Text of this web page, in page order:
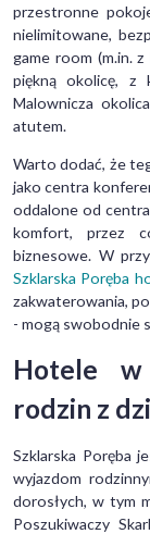
przestronne
nielimitowane,
game room (m.in.
piękną okolicę, z
Malownicza
atutem.
Warto dodać, że
jako centra
oddalone od
komfort, przez
biznesowe. W
Szklarska Poręba
zakwaterowania,
- mogą swobodnie
Hotele w
rodzin z
Szklarska Poręba
wyjazdom
dorosłych, w tym
Poszukiwaczy